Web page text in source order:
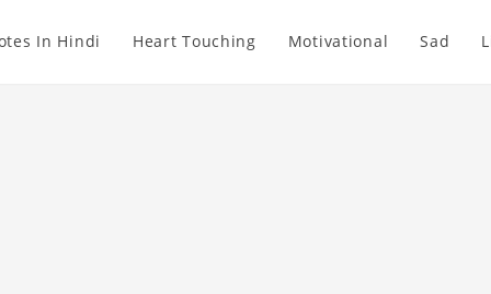
In Hindi Heart Touching Motivational Sad